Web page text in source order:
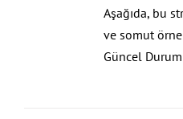
Aşağıda, bu
ve somut
Güncel